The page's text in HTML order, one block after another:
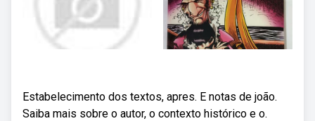
Estabelecimento dos textos, apres. E notas de joão.
Saiba mais sobre o autor, o contexto histórico e o.